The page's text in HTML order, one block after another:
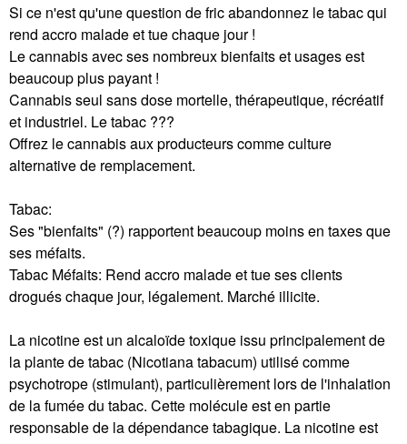
Si ce n'est qu'une question de fric abandonnez le tabac qui
rend accro malade et tue chaque jour !
Le cannabis avec ses nombreux bienfaits et usages est
beaucoup plus payant !
Cannabis seul sans dose mortelle, thérapeutique, récréatif
et industriel. Le tabac ???
Offrez le cannabis aux producteurs comme culture
alternative de remplacement.
Tabac:
Ses "bienfaits" (?) rapportent beaucoup moins en taxes que
ses méfaits.
Tabac Méfaits: Rend accro malade et tue ses clients
drogués chaque jour, légalement. Marché illicite.
La nicotine est un alcaloïde toxique issu principalement de
la plante de tabac (Nicotiana tabacum) utilisé comme
psychotrope (stimulant), particulièrement lors de l'inhalation
de la fumée du tabac. Cette molécule est en partie
responsable de la dépendance tabagique. La nicotine est